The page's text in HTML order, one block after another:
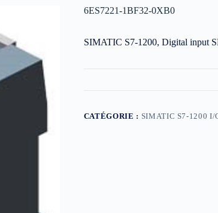
6ES7221-1BF32-0XB0
SIMATIC S7-1200, Digital input
CATÉGORIE : SIMATIC S7-1200 I/